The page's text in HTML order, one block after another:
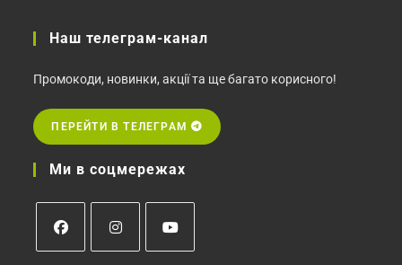
Наш телеграм-канал
Промокоди, новинки, акції та ще багато корисного!
ПЕРЕЙТИ В ТЕЛЕГРАМ
Ми в соцмережах